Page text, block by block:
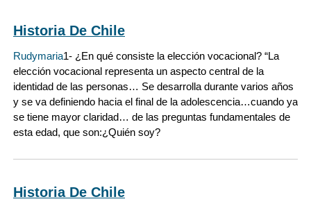
Historia De Chile
Rudymaria1- ¿En qué consiste la elección vocacional? “La
elección vocacional representa un aspecto central de la
identidad de las personas… Se desarrolla durante varios años
y se va definiendo hacia el final de la adolescencia…cuando ya
se tiene mayor claridad… de las preguntas fundamentales de
esta edad, que son:¿Quién soy?
Historia De Chile